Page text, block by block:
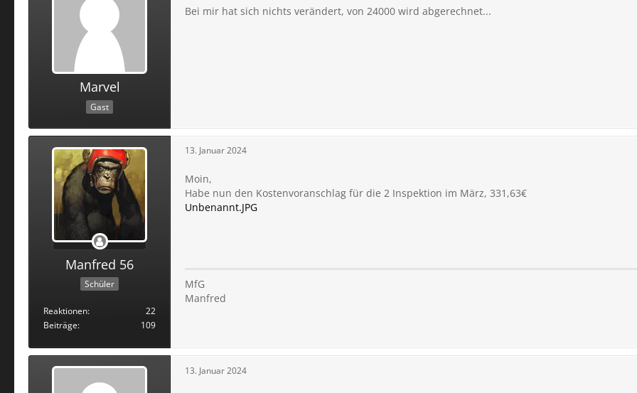
Marvel
Gast
Bei mir hat sich nichts verändert, von 24000 wird abgerechnet...
Manfred 56
Schüler
Reaktionen
22
Beiträge
109
13. Januar 2024
Moin,
Habe nun den Kostenvoranschlag für die 2 Inspektion im März, 331,63€
Unbenannt.JPG
MfG
Manfred
13. Januar 2024